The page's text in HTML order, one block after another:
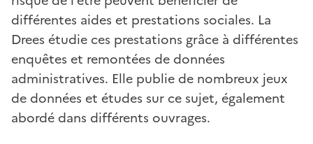
différentes aides et prestations sociales. La
Drees étudie ces prestations grâce à différentes
enquêtes et remontées de données
administratives. Elle publie de nombreux jeux
de données et études sur ce sujet, également
abordé dans différents ouvrages.